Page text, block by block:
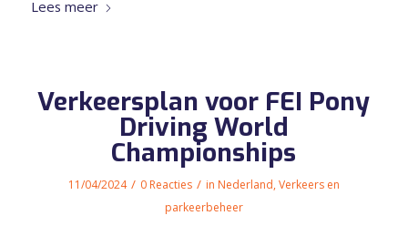
Lees meer
Verkeersplan voor FEI Pony
Driving World
Championships
11/04/2024 / 0 Reacties / in Nederland,Verkeers en
parkeerbeheer